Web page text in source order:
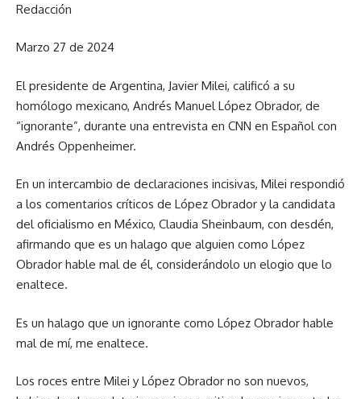
Redacción
Marzo 27 de 2024
El presidente de Argentina, Javier Milei, calificó a su
homólogo mexicano, Andrés Manuel López Obrador, de
“ignorante”, durante una entrevista en CNN en Español con
Andrés Oppenheimer.
En un intercambio de declaraciones incisivas, Milei respondió
a los comentarios críticos de López Obrador y la candidata
del oficialismo en México, Claudia Sheinbaum, con desdén,
afirmando que es un halago que alguien como López
Obrador hable mal de él, considerándolo un elogio que lo
enaltece.
Es un halago que un ignorante como López Obrador hable
mal de mí, me enaltece.
Los roces entre Milei y López Obrador no son nuevos,